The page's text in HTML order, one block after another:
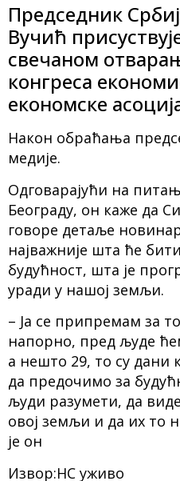
Председник
Вучић
свечаном
конгреса
економске
Након обраћања
медије.
Одговарајући на
Београду, он каже да
говоре детаље
најважније шта ће
будућност, шта је
уради у нашој земљи.
– Ја се припремам за
напорно, пред људе
а нешто 29, то су дани
да предочимо за
људи разумети, да
овој земљи и да их то
је он
Извор:НС уживо